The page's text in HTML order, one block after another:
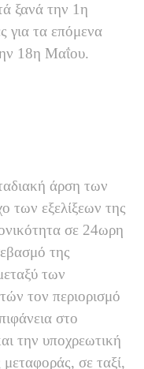
ξανά την 1η
για τα επόμενα
18η Μαΐου.
άρση των
των εξελίξεων της
σε 24ωρη
της
των
τον περιορισμό
στο
την υποχρεωτική
σε ταξί,